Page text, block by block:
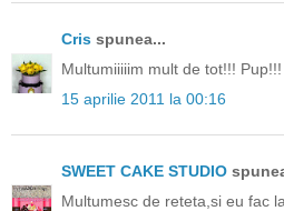
Cris spunea...
Multumiiiiim mult de tot!!! Pup!!!
15 aprilie 2011 la 00:16
SWEET CAKE STUDIO
Multumesc de reteta,si eu fac